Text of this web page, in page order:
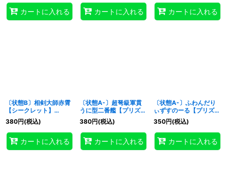
カートに入れる カートに入れる カートに入れる
〔状態B〕相剣大師赤霄
【シークレット】
{BODE-JP041}《シンク
ロ》
380円(税込)
カートに入れる
〔状態A-〕超弩級軍貫
うに型二番艦【プリズマ
ティックシークレット】
{BODE-JP048}《エク
シーズ》
380円(税込)
カートに入れる
〔状態A-〕ふわんだり
ぃずすのーる【プリズマ
ティックシークレット】
{BODE-JP012}《モンス
ター》
350円(税込)
カートに入れる